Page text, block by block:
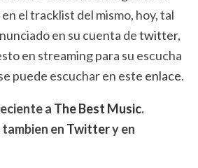
el tracklist del mismo, hoy, tal
en su cuenta detwitter,
en streaming para su escucha
puede escuchar en este enlace.
a The Best Music.
en Twittery en